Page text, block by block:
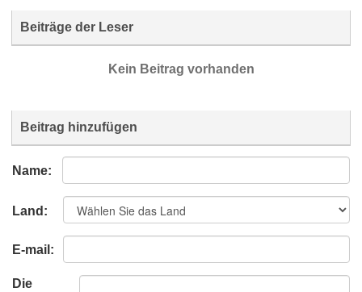
Beiträge der Leser
Kein Beitrag vorhanden
Beitrag hinzufügen
Name:
Land:
E-mail:
Die